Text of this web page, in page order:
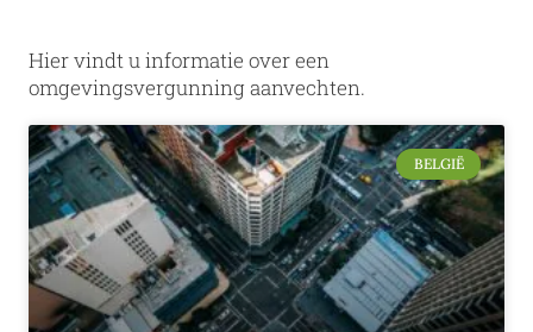
Hier vindt u informatie over een
omgevingsvergunning aanvechten.
BELGIË